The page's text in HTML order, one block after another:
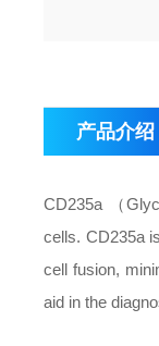
产品介绍
CD235a （
cells. CD235a
cell fusion,
aid in the